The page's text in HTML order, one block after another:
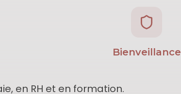
Bienveillance
en RH et en formation.